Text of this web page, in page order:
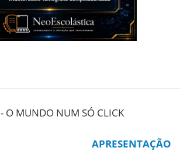
- O MUNDO NUM SÓ CLICK
APRESENTAÇÃO